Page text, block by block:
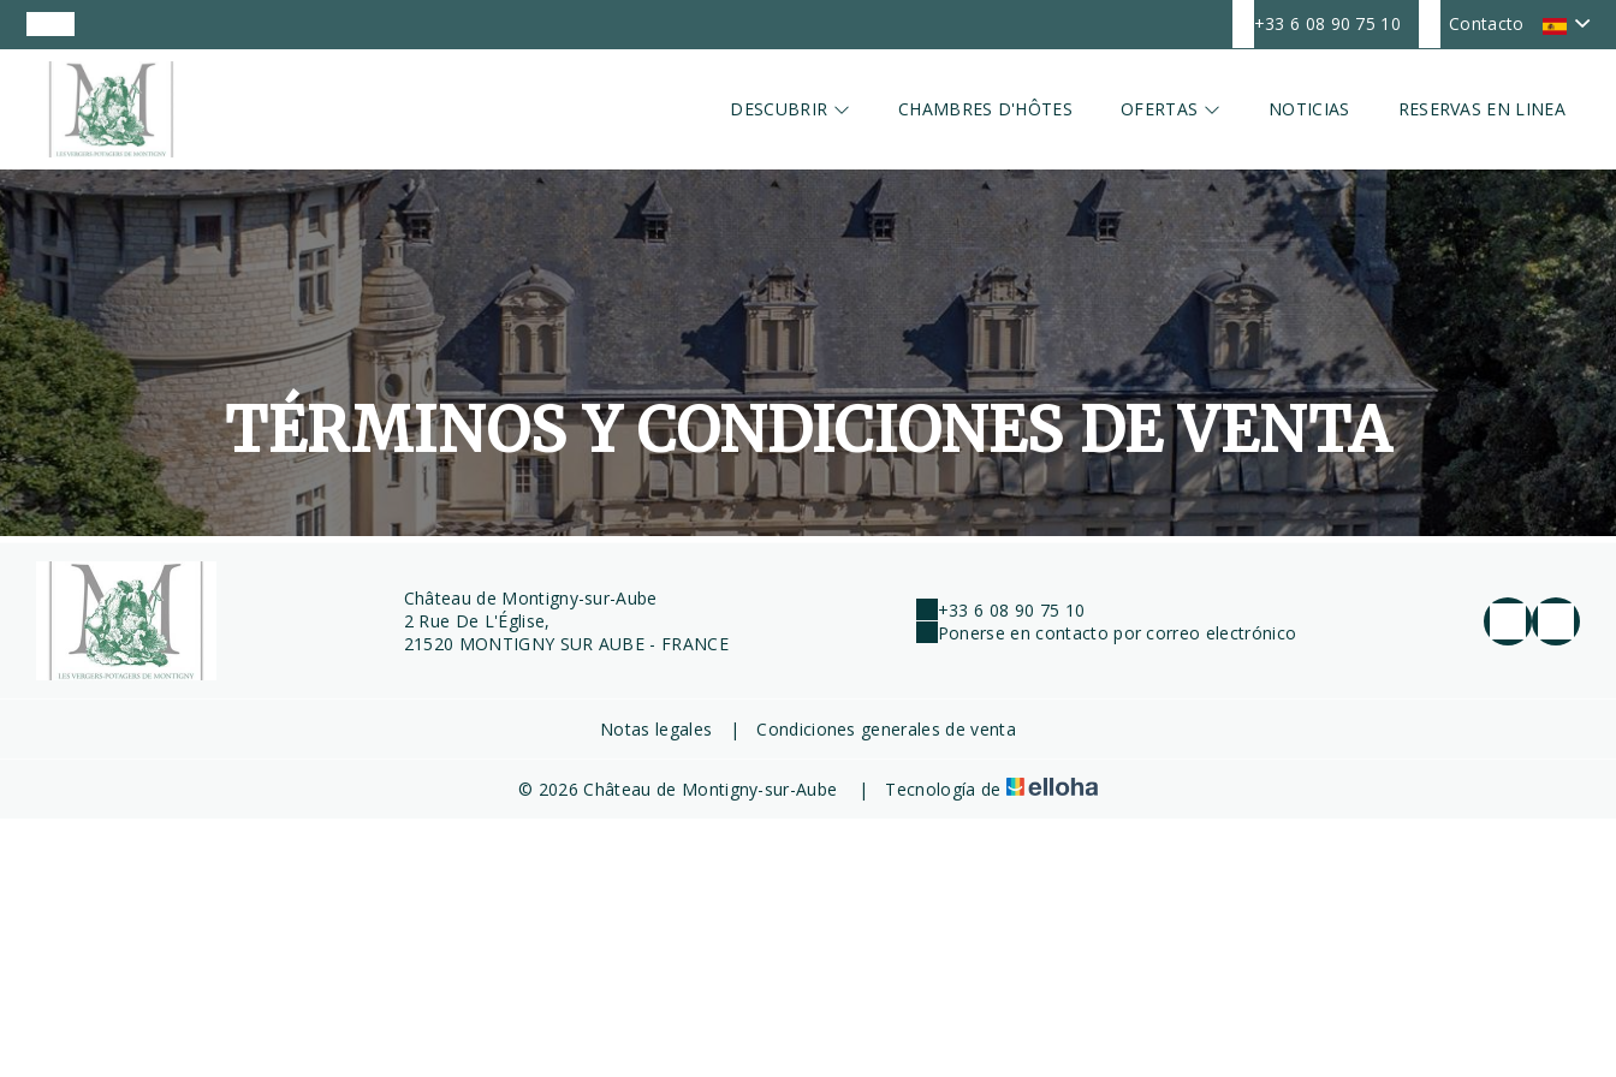
Contacto
+33 6 08 90 75 10
DESCUBRIR CHAMBRES D'HÔTES OFERTAS NOTICIAS RESERVAS EN LINEA
TÉRMINOS Y CONDICIONES DE VENTA
Château de Montigny-sur-Aube
2 Rue De L'Église,
21520 MONTIGNY SUR AUBE - FRANCE
+33 6 08 90 75 10
Ponerse en contacto por correo electrónico
Notas legales | Condiciones generales de venta
© 2026 Château de Montigny-sur-Aube | Tecnología de